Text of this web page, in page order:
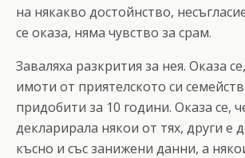
на някакво достойнство,
се оказа, няма чувство за срам.
Заваляха разкрития за нея. Оказа
имоти от приятелското си
придобити за 10 години. Оказа се,
декларирала някои от тях, други е
късно и със занижени данни, а